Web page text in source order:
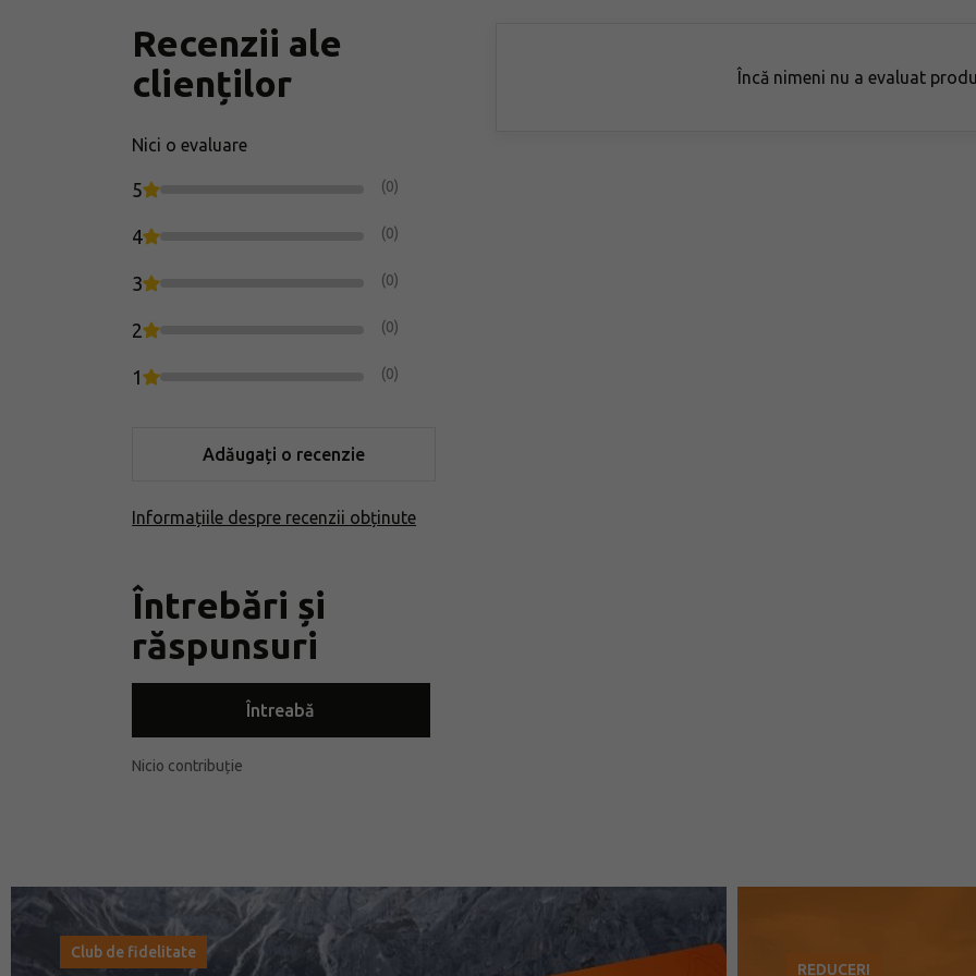
Recenzii ale
clienților
Nici o evaluare
5 (0)
4 (0)
3 (0)
2 (0)
1 (0)
Adăugați o recenzie
Informațiile despre recenzii obținute
Încă nimeni nu a evaluat
Întrebări și
răspunsuri
Întreabă
Nicio contribuție
Club de fidelitate
REDUCERI